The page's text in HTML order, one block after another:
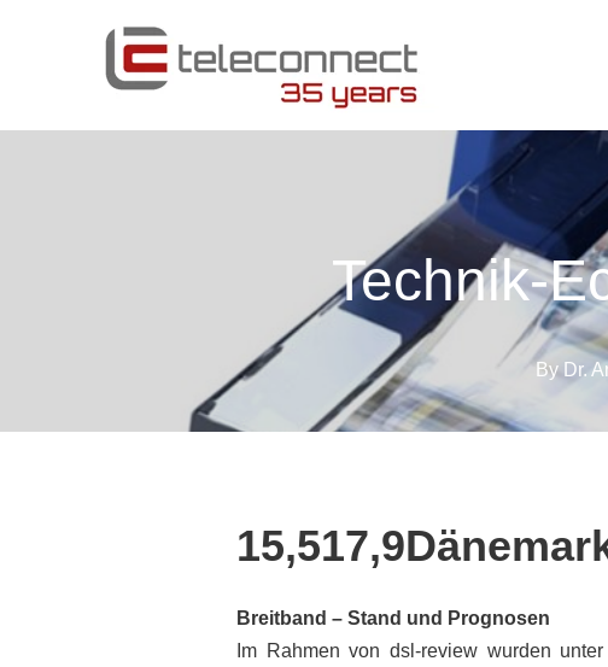
Technik-
By Dr.
Breitband – Stand und Prognosen
Im Rahmen von dsl-review wurden